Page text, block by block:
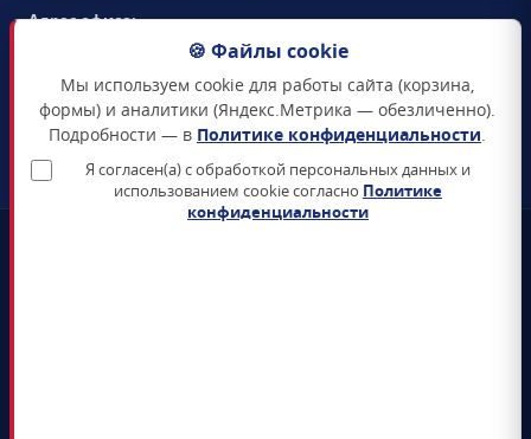
Адрес офиса:
Семёновская набережная, д. 2/1, стр. 1, офис 411
Схема проезда →
ЗАКАЗАТЬ ЗВОНОК
🍪 Файлы cookie
Мы используем cookie для работы сайта (корзина,
формы) и аналитики (Яндекс.Метрика — обезличенно).
Подробности — в Политике конфиденциальности.
Я согласен(а) с обработкой персональных данных и
использованием cookie согласно Политике
конфиденциальности